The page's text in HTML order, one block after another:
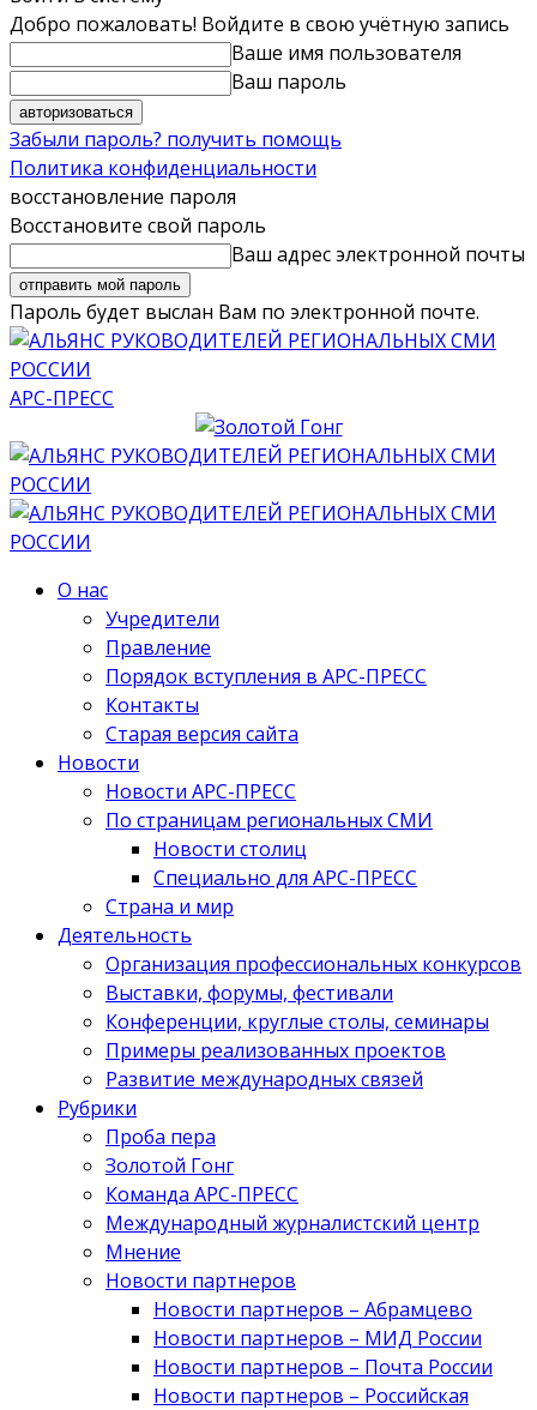
Добро пожаловать! Войдите в свою учётную запись
Ваше имя пользователя
Ваш пароль
Забыли пароль? получить помощь
Политика конфиденциальности
восстановление пароля
Восстановите свой пароль
Ваш адрес электронной почты
Пароль будет выслан Вам по электронной почте.
АРС-ПРЕСС
О нас
Учредители
Правление
Порядок вступления в АРС-ПРЕСС
Контакты
Старая версия сайта
Новости
Новости АРС-ПРЕСС
По страницам региональных СМИ
Новости столиц
Специально для АРС-ПРЕСС
Страна и мир
Деятельность
Организация профессиональных конкурсов
Выставки, форумы, фестивали
Конференции, круглые столы, семинары
Примеры реализованных проектов
Развитие международных связей
Рубрики
Проба пера
Золотой Гонг
Команда АРС-ПРЕСС
Международный журналистский центр
Мнение
Новости партнеров
Новости партнеров – Абрамцево
Новости партнеров – МИД России
Новости партнеров – Почта России
Новости партнеров – Российская